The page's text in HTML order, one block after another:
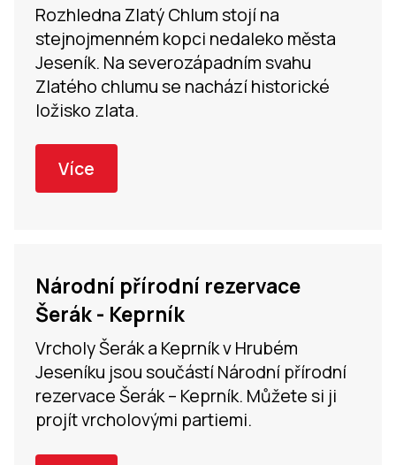
Rozhledna Zlatý Chlum stojí na
stejnojmenném kopci nedaleko města
Jeseník. Na severozápadním svahu
Zlatého chlumu se nachází historické
ložisko zlata.
Více
Národní přírodní rezervace
Šerák - Keprník
Vrcholy Šerák a Keprník v Hrubém
Jeseníku jsou součástí Národní přírodní
rezervace Šerák – Keprník. Můžete si ji
projít vrcholovými partiemi.